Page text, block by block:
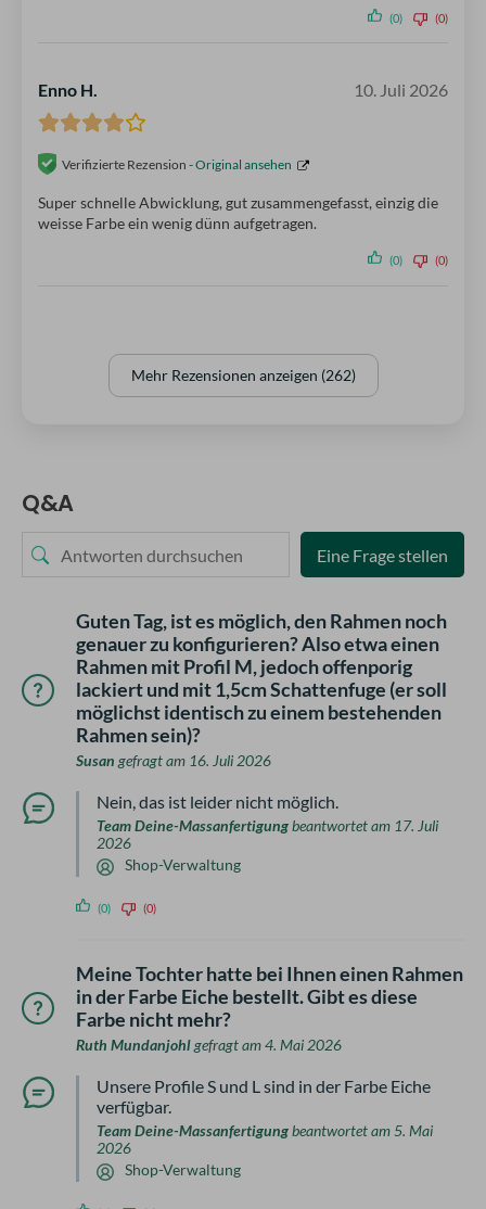
(0) (0)
Enno H. 10. Juli 2026
Verifizierte Rezension -Original ansehen
Super schnelle Abwicklung, gut zusammengefasst, einzig die
weisse Farbe ein wenig dünn aufgetragen.
(0) (0)
Mehr Rezensionen anzeigen (262)
Q&A
Eine Frage stellen
Guten Tag, ist es möglich, den Rahmen noch
genauer zu konfigurieren? Also etwa einen
Rahmen mit Profil M, jedoch offenporig
lackiert und mit 1,5cm Schattenfuge (er soll
möglichst identisch zu einem bestehenden
Rahmen sein)?
Susangefragt am 16. Juli 2026
Nein, das ist leider nicht möglich.
Team Deine-Massanfertigungbeantwortet am 17. Juli
2026
Shop-Verwaltung
(0) (0)
Meine Tochter hatte bei Ihnen einen Rahmen
in der Farbe Eiche bestellt. Gibt es diese
Farbe nicht mehr?
Ruth Mundanjohlgefragt am 4. Mai 2026
Unsere Profile S und L sind in der Farbe Eiche
verfügbar.
Team Deine-Massanfertigungbeantwortet am 5. Mai
2026
Shop-Verwaltung